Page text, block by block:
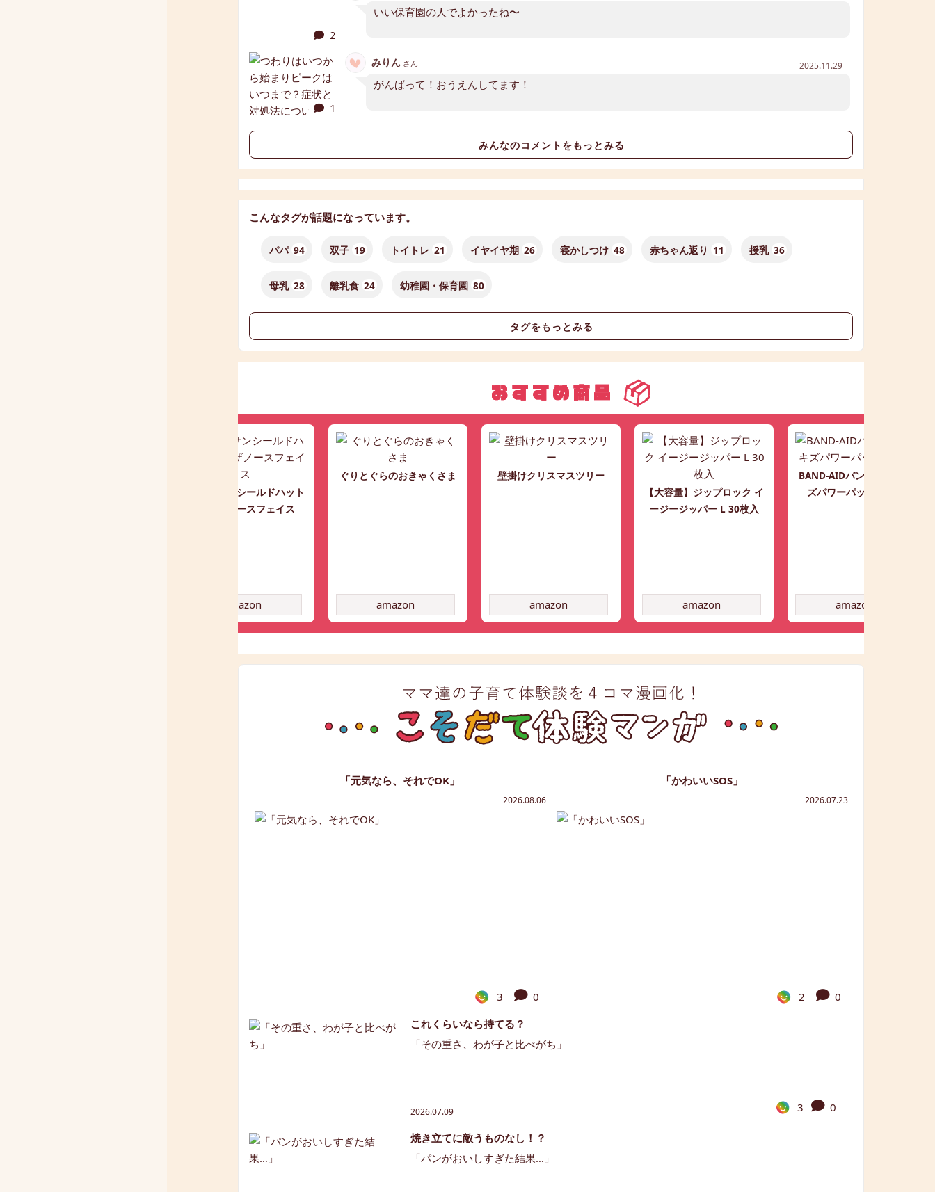
2
いい保育園の人でよかったね〜
1
みりんさん 2025.11.29
がんばって！おうえんしてます！
みんなのコメントをもっとみる
こんなタグが話題になっています。
パパ 94 双子 19 トイトレ 21 イヤイヤ期 26 寝かしつけ 48 赤ちゃん返り 11 授乳 36
母乳 28 離乳食 24 幼稚園・保育園 80
タグをもっとみる
キッズ サンシールドハット
帽子 ザノースフェイス
amazon
ぐりとぐらのおきゃくさま
amazon
壁掛けクリスマスツリー
amazon
【大容量】ジップロック イ
ージージッパー L 30枚入
amazon
BAND-AIDバンドエイド キ
ズパワーパッド 大きめ
amazon
「元気なら、それでOK」
2026.08.06
3 0
「かわいいSOS」
2026.07.23
2
0
これくらいなら持てる？
「その重さ、わが子と比べがち」
2026.07.09 3 0
焼き立てに敵うものなし！？
「パンがおいしすぎた結果…」